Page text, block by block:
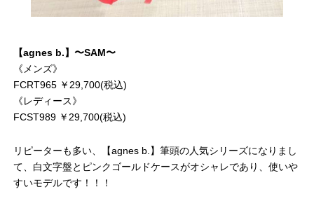
【agnes b.】〜SAM〜
《メンズ》
FCRT965 ￥29,700(税込)
《レディース》
FCST989 ￥29,700(税込)
リピーターも多い、【agnes b.】筆頭の人気シリーズになりまし
て、白文字盤とピンクゴールドケースがオシャレであり、使いや
すいモデルです！！！